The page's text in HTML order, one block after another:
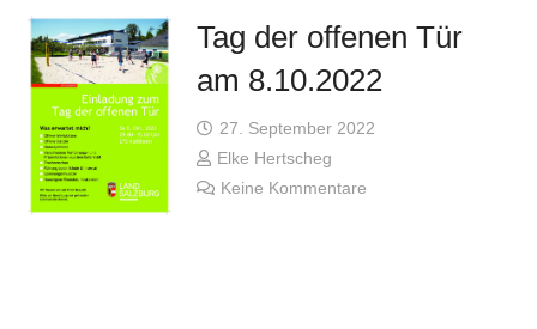
Tag der offenen Tür
am 8.10.2022
27. September 2022
Elke Hertscheg
Keine Kommentare